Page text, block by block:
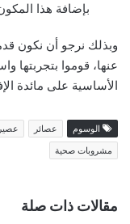
بإضافة هذا
وبذلك نرجو أن نكون
عنها، قوموا بتجربتها
الأساسية على مائدة
الوسوم عصائر عصير
مشروبات صحية
مقالات ذات صلة